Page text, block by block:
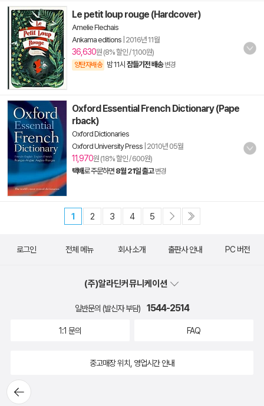
Le petit loup rouge (Hardcover)
Amelie Flechais
Ankama editions 2016년 11월
36,630원 (8% 할인 / 1,100원)
양탄자배송 밤 11시 잠들기전 배송 변경
Oxford Essential French Dictionary (Pape
rback)
Oxford Dictionaries
Oxford University Press 2010년 05월
11,970원 (18% 할인 / 600원)
택배로 주문하면 8월 21일 출고 변경
1 2 3 4 5
뒤로가
기
로그인 전체 메뉴 회사 소개 출판사 안내 PC 버전
(주)알라딘커뮤니케이션
일반문의 (발신자 부담) 1544-2514
1:1 문의 FAQ
중고매장 위치, 영업시간 안내